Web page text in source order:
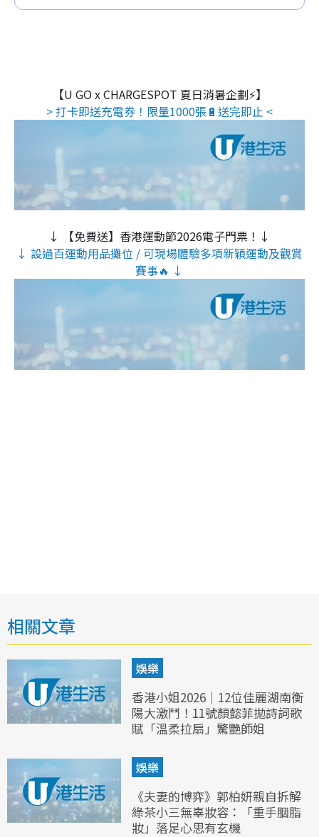
【U GO x CHARGESPOT 夏日消暑企劃⚡】
> 打卡即送充電券！限量1000張🔋送完即止 <
↓ 【免費送】香港運動節2026電子門票！↓
↓ 設過百運動用品攤位 / 可現場體驗多項新穎運動及觀賞
賽事🔥 ↓
相關文章
娛樂
香港小姐2026｜12位佳麗湖南衡
陽大激鬥！11號顏懿菲拋詩詞歌
賦「溫柔拉扇」驚艷師姐
娛樂
《夫妻的博弈》郭柏妍親自拆解
綠茶小三無辜妝容：「重手胭脂
妝」落足心思有玄機